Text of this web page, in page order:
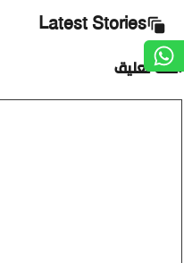
Latest Stories
أضف تعليق